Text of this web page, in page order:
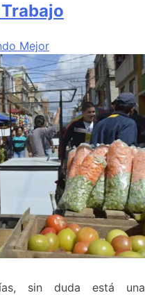
Mejor
sin duda está una